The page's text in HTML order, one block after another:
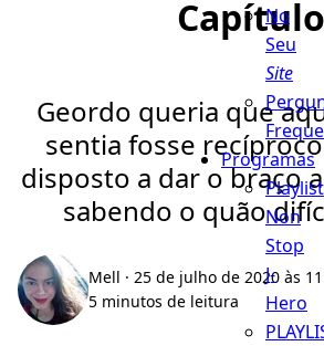
No
Seu
Site
Programas
Playlist
Non
Stop
J-
Hero
Geordo queria que
sentia fosse
disposto a dar o braço
sabendo o quão
Mell · 25 de julho de 2020 às
5 minutos de leitura